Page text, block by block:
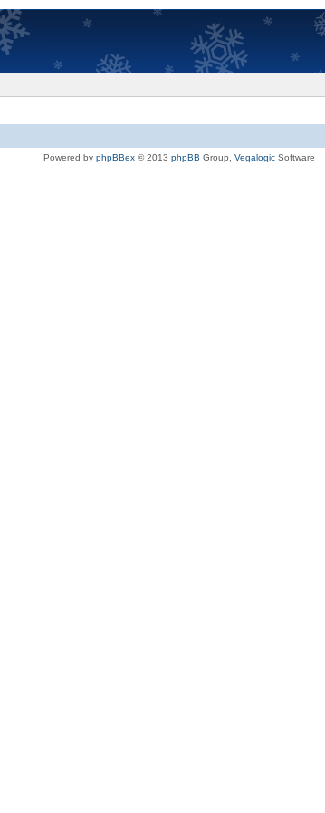
Powered by phpBBex © 2013 phpBB Group, Vegalogic Software